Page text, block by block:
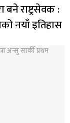
राष्ट्रसेवक :
नयाँ इतिहास